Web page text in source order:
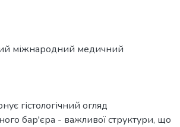
міжнародний медичний
гістологічний огляд
бар'єра - важливої структури, що